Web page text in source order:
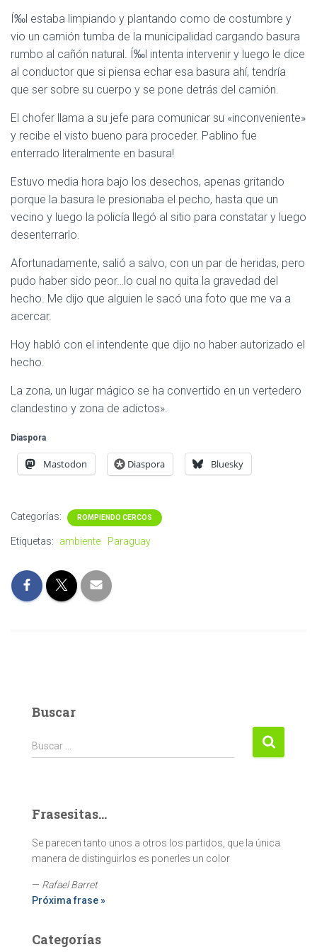
I
N
Í‰l estaba limpiando y plantando como de costumbre y
vio un camión tumba de la municipalidad cargando basura
rumbo al cañón natural. Í‰l intenta intervenir y luego le dice
al conductor que si piensa echar esa basura ahí, tendría
que ser sobre su cuerpo y se pone detrás del camión.
El chofer llama a su jefe para comunicar su «inconveniente»
y recibe el visto bueno para proceder. Pablino fue
enterrado literalmente en basura!
Estuvo media hora bajo los desechos, apenas gritando
porque la basura le presionaba el pecho, hasta que un
vecino y luego la policía llegó al sitio para constatar y luego
desenterrarlo.
Afortunadamente, salió a salvo, con un par de heridas, pero
pudo haber sido peor…lo cual no quita la gravedad del
hecho. Me dijo que alguien le sacó una foto que me va a
acercar.
Hoy habló con el intendente que dijo no haber autorizado el
hecho.
La zona, un lugar mágico se ha convertido en un vertedero
clandestino y zona de adictos».
Diaspora
Mastodon Diaspora Bluesky
Categorías: ROMPIENDO CERCOS
Etiquetas: ambiente Paraguay
Buscar
Buscar:
Buscar …
Frasesitas...
Se parecen tanto unos a otros los partidos, que la única
manera de distinguirlos es ponerles un color
— Rafael Barret
Próxima frase »
Categorías